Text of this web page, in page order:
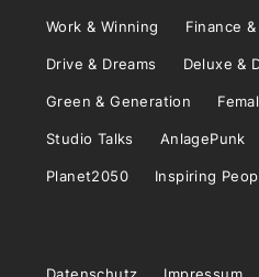
Work & Winning Finance
Drive & Dreams Deluxe &
Green & Generation
Studio Talks AnlagePunk
Planet2050 Inspiring